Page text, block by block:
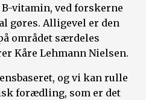
vitamin, ved forskerne
gøres. Alligevel er den
området særdeles
Kåre Lehmann Nielsen.
og vi kan rulle
forædling, som er det